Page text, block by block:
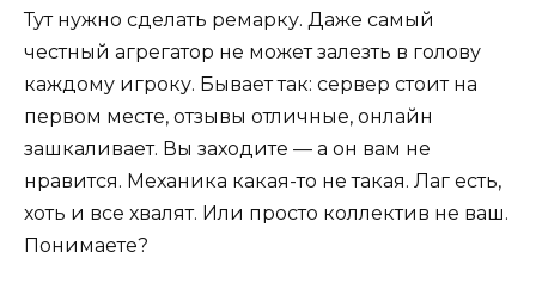
Тут нужно сделать ремарку. Даже самый
честный агрегатор не может залезть в голову
каждому игроку. Бывает так: сервер стоит на
первом месте, отзывы отличные, онлайн
зашкаливает. Вы заходите — а он вам не
нравится. Механика какая-то не такая. Лаг есть,
хоть и все хвалят. Или просто коллектив не ваш.
Понимаете?